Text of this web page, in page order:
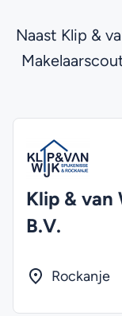
Naast Klip &
Klip & van
B.V.
Rockanje